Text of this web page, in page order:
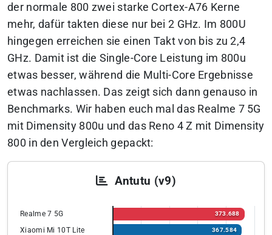
der normale 800 zwei starke Cortex-A76 Kerne
mehr, dafür takten diese nur bei 2 GHz. Im 800U
hingegen erreichen sie einen Takt von bis zu 2,4
GHz. Damit ist die Single-Core Leistung im 800u
etwas besser, während die Multi-Core Ergebnisse
etwas nachlassen. Das zeigt sich dann genauso in
Benchmarks. Wir haben euch mal das Realme 7 5G
mit Dimensity 800u und das Reno 4 Z mit Dimensity
800 in den Vergleich gepackt:
Antutu (v9)
Realme 7 5G 373.688
Xiaomi Mi 10T Lite 367.584